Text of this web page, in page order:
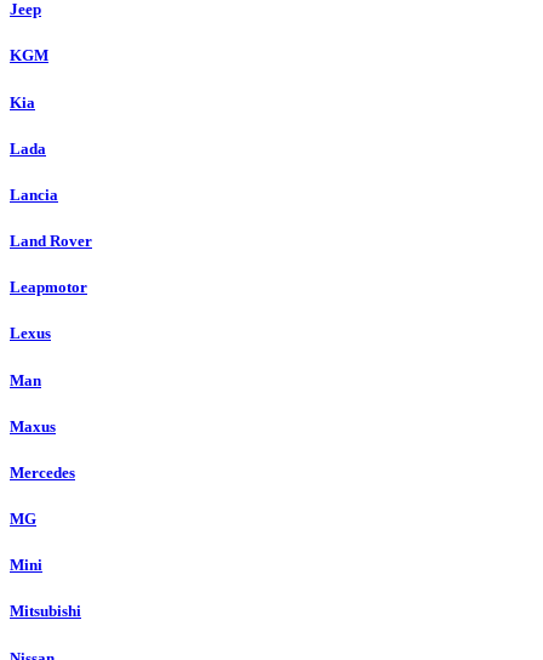
Jeep
KGM
Kia
Lada
Lancia
Land Rover
Leapmotor
Lexus
Man
Maxus
Mercedes
MG
Mini
Mitsubishi